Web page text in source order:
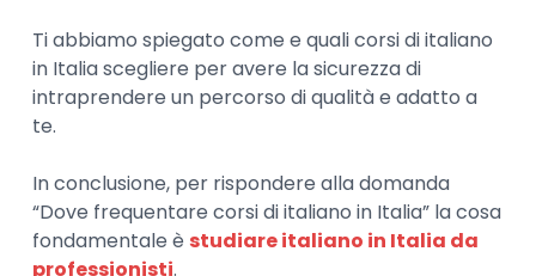
Ti abbiamo spiegato come e quali corsi di italiano
in Italia scegliere per avere la sicurezza di
intraprendere un percorso di qualità e adatto a
te.
In conclusione, per rispondere alla domanda
“Dove frequentare corsi di italiano in Italia” la cosa
fondamentale è studiare italiano in Italia da
professionisti.